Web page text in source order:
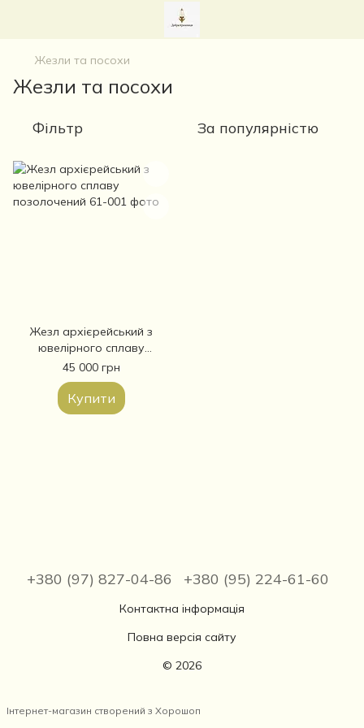
Жезли та посохи
Жезли та посохи
Фільтр За популярністю
Жезл архієрейський з
ювелірного сплаву
позолочений
45 000 грн
Купити
+380 (97) 827-04-86 +380 (95) 224-61-60
Контактна інформація
Повна версія сайту
© 2026
Інтернет-магазин створений з Хорошоп